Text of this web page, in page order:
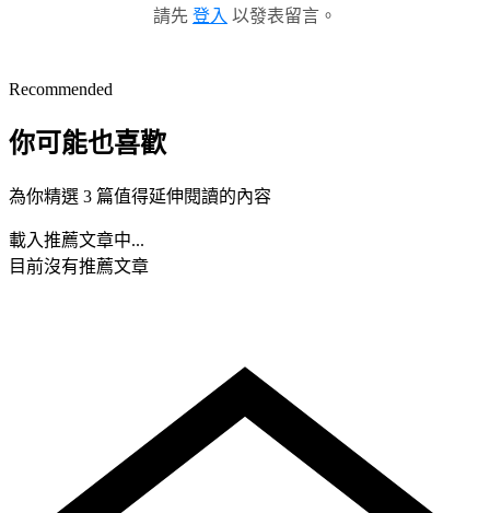
請先 登入 以發表留言。
Recommended
你可能也喜歡
為你精選 3 篇值得延伸閱讀的內容
載入推薦文章中...
目前沒有推薦文章